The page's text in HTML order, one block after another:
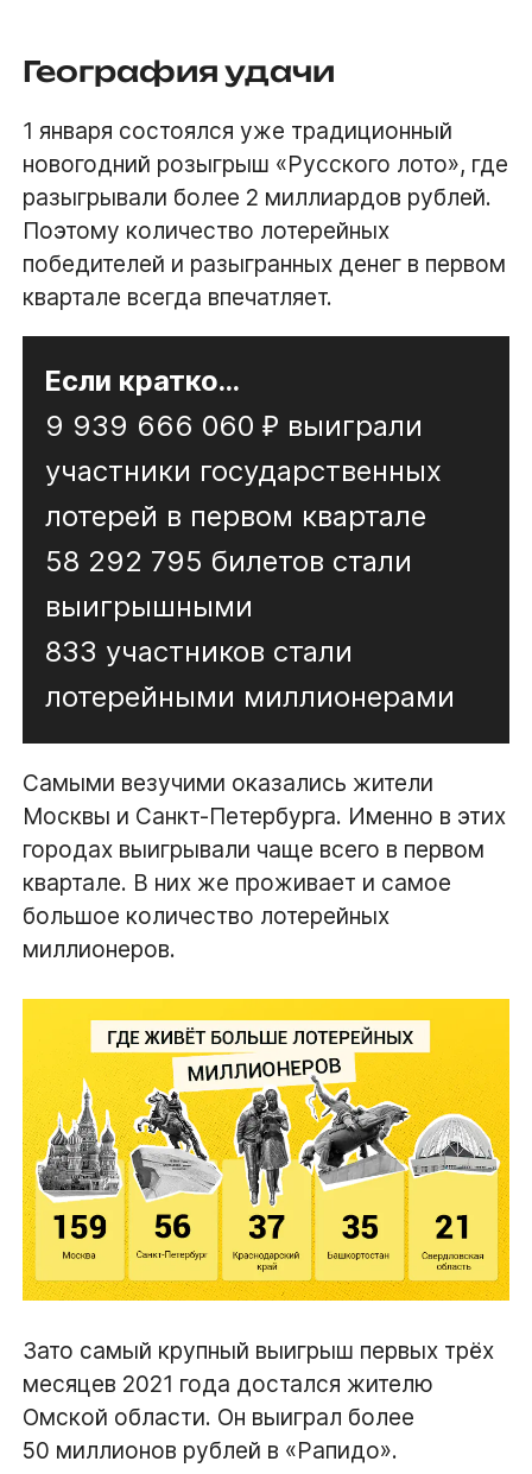
География удачи
1 января состоялся уже традиционный
новогодний розыгрыш «Русского лото», где
разыгрывали более 2 миллиардов рублей.
Поэтому количество лотерейных
победителей и разыгранных денег в первом
квартале всегда впечатляет.
Если кратко...
9 939 666 060 ₽ выиграли
участники государственных
лотерей в первом квартале
58 292 795 билетов стали
выигрышными
833 участников стали
лотерейными миллионерами
Самыми везучими оказались жители
Москвы и Санкт-Петербурга. Именно в этих
городах выигрывали чаще всего в первом
квартале. В них же проживает и самое
большое количество лотерейных
миллионеров.
Зато самый крупный выигрыш первых трёх
месяцев 2021 года достался жителю
Омской области. Он выиграл более
50 миллионов рублей в «Рапидо».